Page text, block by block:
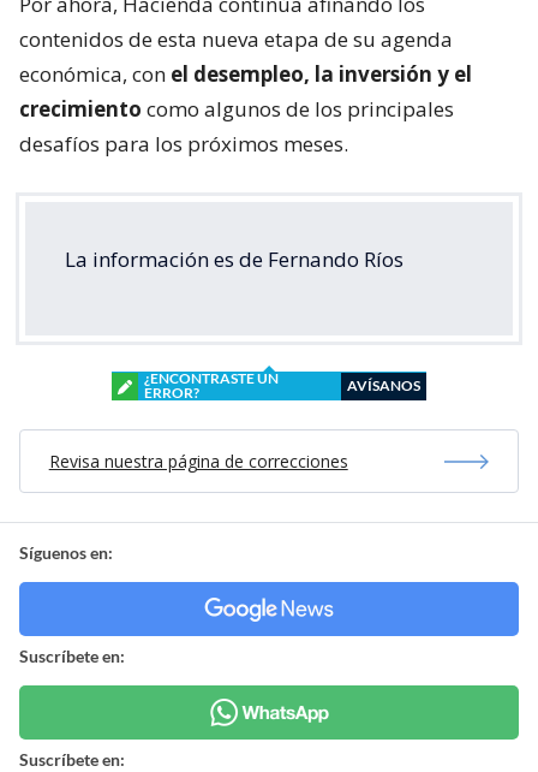
contenidos de esta nueva etapa de su agenda
económica, con el desempleo, la inversión y el
crecimiento como algunos de los principales
desafíos para los próximos meses.
La información es de Fernando Ríos
¿ENCONTRASTE UN
ERROR?
AVÍSANOS
Revisa nuestra página de correcciones
Síguenos en:
Suscríbete en:
Suscríbete en: